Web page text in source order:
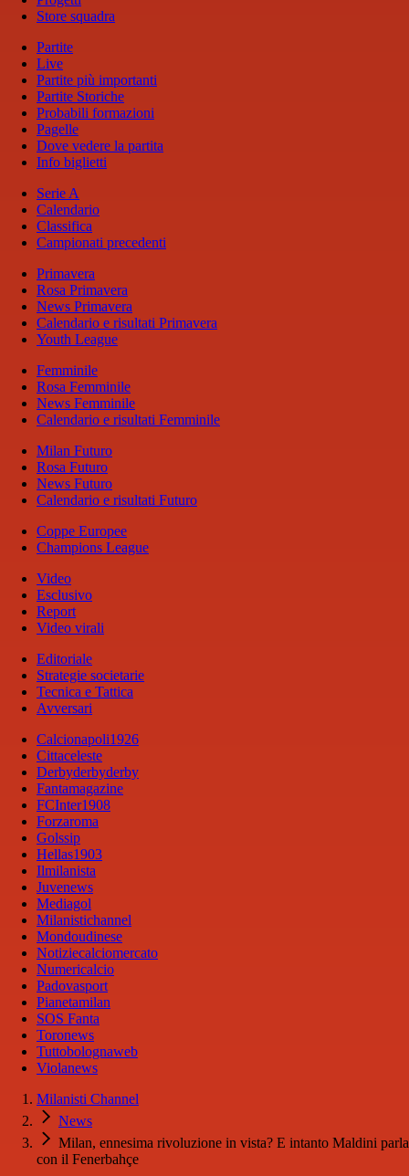
Store squadra
Partite
Live
Partite più importanti
Partite Storiche
Probabili formazioni
Pagelle
Dove vedere la partita
Info biglietti
Serie A
Calendario
Classifica
Campionati precedenti
Primavera
Rosa Primavera
News Primavera
Calendario e risultati Primavera
Youth League
Femminile
Rosa Femminile
News Femminile
Calendario e risultati Femminile
Milan Futuro
Rosa Futuro
News Futuro
Calendario e risultati Futuro
Coppe Europee
Champions League
Video
Esclusivo
Report
Video virali
Editoriale
Strategie societarie
Tecnica e Tattica
Avversari
Calcionapoli1926
Cittaceleste
Derbyderbyderby
Fantamagazine
FCInter1908
Forzaroma
Golssip
Hellas1903
Ilmilanista
Juvenews
Mediagol
Milanistichannel
Mondoudinese
Notiziecalciomercato
Numericalcio
Padovasport
Pianetamilan
SOS Fanta
Toronews
Tuttobolognaweb
Violanews
Milanisti Channel
News
Milan, ennesima rivoluzione in vista? E intanto Maldini parla
con il Fenerbahçe